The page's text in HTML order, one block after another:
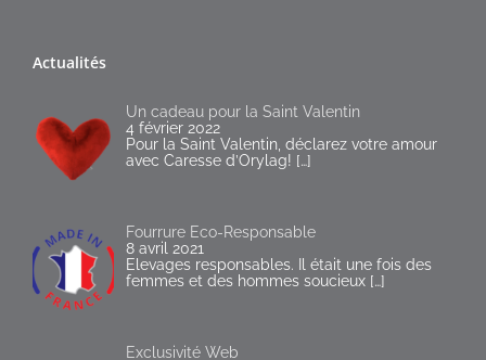
Actualités
Un cadeau pour la Saint Valentin
4 février 2022
Pour la Saint Valentin, déclarez votre amour
avec Caresse d’Orylag! […]
Fourrure Eco-Responsable
8 avril 2021
Elevages responsables. Il était une fois des
femmes et des hommes soucieux […]
Exclusivité Web